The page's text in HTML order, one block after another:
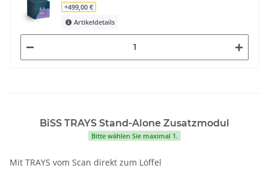
+499,00 €
Artikeldetails
BiSS TRAYS Stand-Alone Zusatzmodul
Bitte wählen Sie maximal 1.
Mit TRAYS vom Scan direkt zum Löffel